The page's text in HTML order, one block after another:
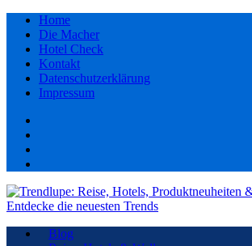
Home
Die Macher
Hotel Check
Kontakt
Datenschutzerklärung
Impressum
Blog